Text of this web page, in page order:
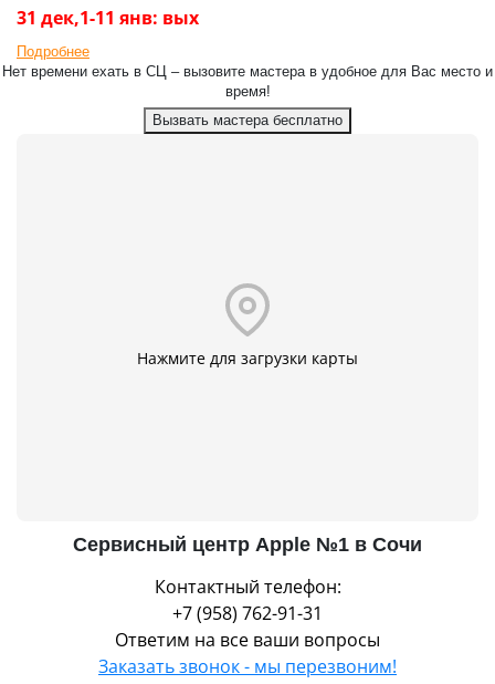
31 дек,1-11 янв: вых
Подробнее
Нет времени ехать в СЦ – вызовите мастера в удобное для Вас место и
время!
Вызвать мастера бесплатно
Нажмите для загрузки карты
Сервисный центр Apple №1 в Сочи
Контактный телефон:
+7 (958) 762-91-31
Ответим на все ваши вопросы
Заказать звонок - мы перезвоним!